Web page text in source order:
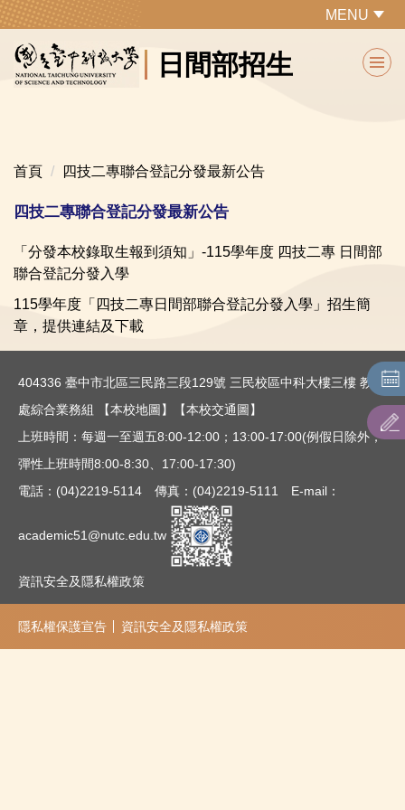
跳
主
要
日間部招生
MENU
首頁 四技二專聯合登記分發最新公告
四技二專聯合登記分發最新公告
「分發本校錄取生報到須知」-115學年度 四技二專 日間部
聯合登記分發入學
115學年度「四技二專日間部聯合登記分發入學」招生簡
章，提供連結及下載
404336 臺中市北區三民路三段129號 三民校區中科大樓三樓 教務
處綜合業務組
【本校地圖】
【本校交通圖】
上班時間：每週一至週五8:00-12:00；13:00-17:00(例假日除外；
彈性上班時間8:00-8:30、17:00-17:30)
電話：(04)2219-5114 傳真：(04)2219-5111 E-mail：
academic51@nutc.edu.tw
資訊安全及隱私權政策
隱私權保護宣告 資訊安全及隱私權政策